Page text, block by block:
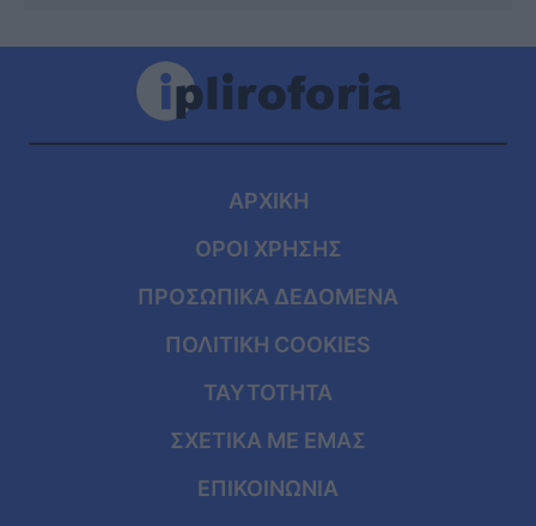
ΑΡΧΙΚΗ
ΟΡΟΙ ΧΡΗΣΗΣ
ΠΡΟΣΩΠΙΚΑ ΔΕΔΟΜΕΝΑ
ΠΟΛΙΤΙΚΗ COOKIES
ΤΑΥΤΟΤΗΤΑ
ΣΧΕΤΙΚΑ ΜΕ ΕΜΑΣ
ΕΠΙΚΟΙΝΩΝΙΑ